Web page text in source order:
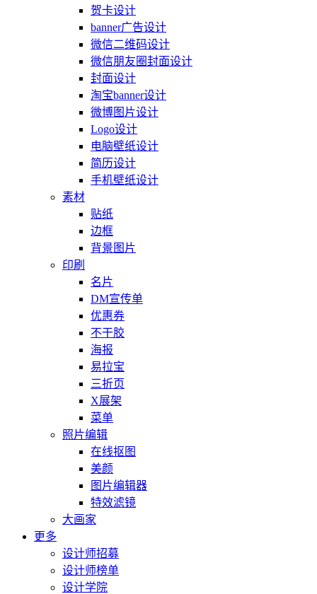
贺卡设计
banner广告设计
微信二维码设计
微信朋友圈封面设计
封面设计
淘宝banner设计
微博图片设计
Logo设计
电脑壁纸设计
简历设计
手机壁纸设计
素材
贴纸
边框
背景图片
印刷
名片
DM宣传单
优惠券
不干胶
海报
易拉宝
三折页
X展架
菜单
照片编辑
在线抠图
美颜
图片编辑器
特效滤镜
大画家
更多
设计师招募
设计师榜单
设计学院